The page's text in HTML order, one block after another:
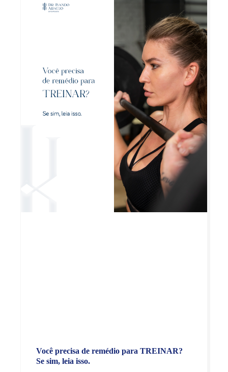
Você precisa de remédio para TREINAR?
Se sim, leia isso.